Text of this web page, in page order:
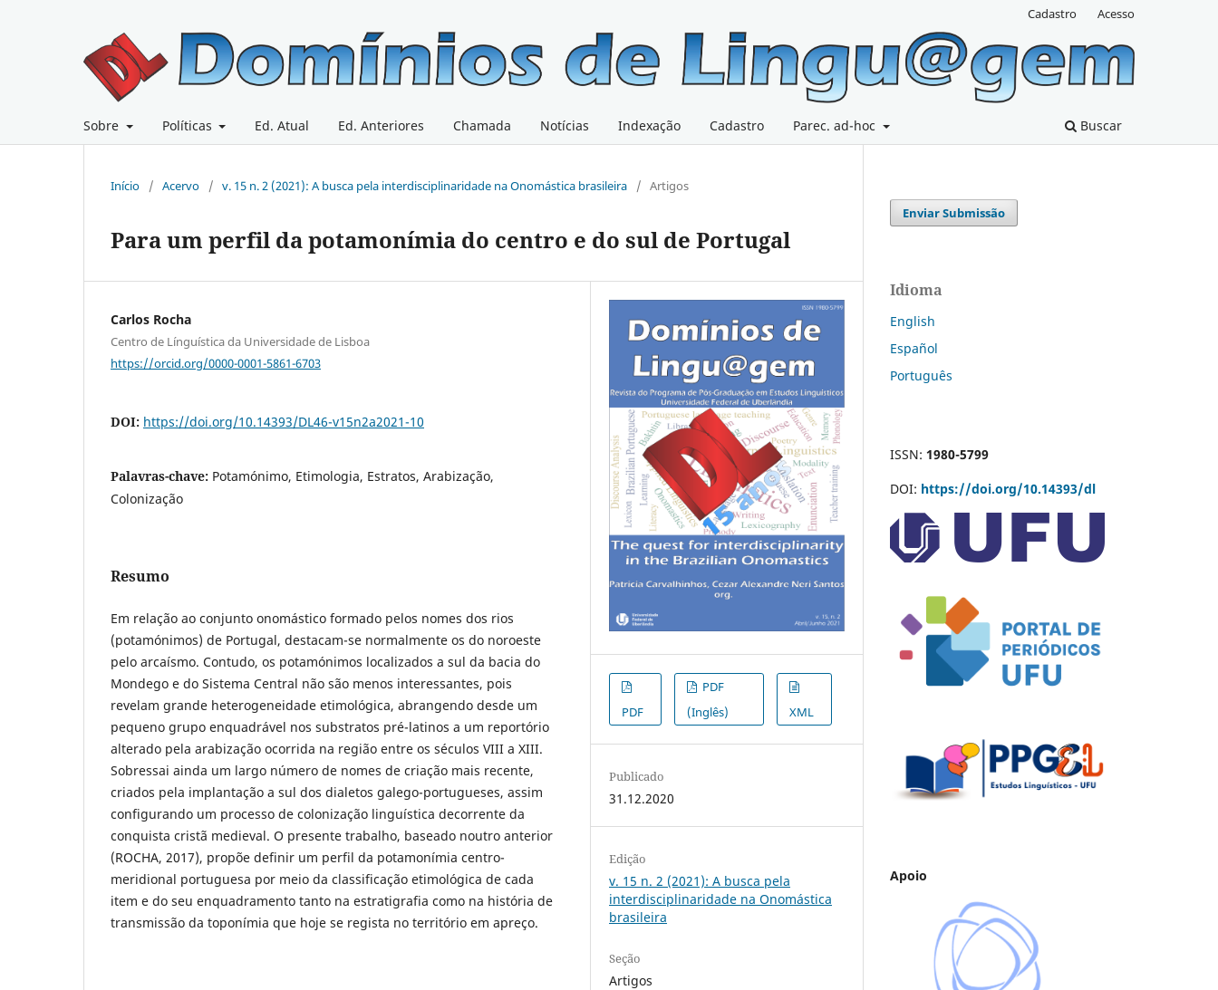
Sobre Políticas Ed. Atual Ed. Anteriores Chamada Notícias Indexação Cadastro Parec. ad-hoc Buscar
Cadastro Acesso
Início / Acervo / v. 15 n. 2 (2021): A busca pela interdisciplinaridade na Onomástica brasileira / Artigos
Para um perfil da potamonímia do centro e do sul de Portugal
Carlos Rocha
Centro de Línguística da Universidade de Lisboa
https://orcid.org/0000-0001-5861-6703
DOI: https://doi.org/10.14393/DL46-v15n2a2021-10
Palavras-chave: Potamónimo, Etimologia, Estratos, Arabização,
Colonização
Resumo
Em relação ao conjunto onomástico formado pelos nomes dos rios
(potamónimos) de Portugal, destacam-se normalmente os do noroeste
pelo arcaísmo. Contudo, os potamónimos localizados a sul da bacia do
Mondego e do Sistema Central não são menos interessantes, pois
revelam grande heterogeneidade etimológica, abrangendo desde um
pequeno grupo enquadrável nos substratos pré-latinos a um reportório
alterado pela arabização ocorrida na região entre os séculos VIII a XIII.
Sobressai ainda um largo número de nomes de criação mais recente,
criados pela implantação a sul dos dialetos galego-portugueses, assim
configurando um processo de colonização linguística decorrente da
conquista cristã medieval. O presente trabalho, baseado noutro anterior
(ROCHA, 2017), propõe definir um perfil da potamonímia centro-
meridional portuguesa por meio da classificação etimológica de cada
item e do seu enquadramento tanto na estratigrafia como na história de
transmissão da toponímia que hoje se regista no território em apreço.
PDF
PDF
(Inglês)
XML
Publicado
31.12.2020
Edição
v. 15 n. 2 (2021): A busca pela
interdisciplinaridade na Onomástica
brasileira
Seção
Artigos
Enviar Submissão
Idioma
English
Español
Português
ISSN: 1980-5799
DOI: https://doi.org/10.14393/dl
Apoio